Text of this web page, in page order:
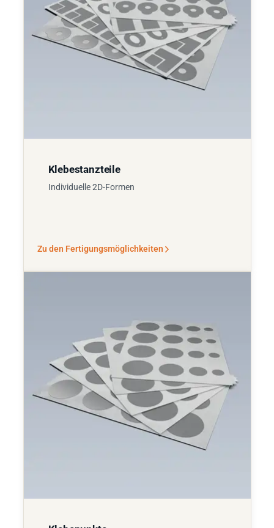
Klebestanzteile
Individuelle 2D-Formen
Zu den Fertigungsmöglichkeiten